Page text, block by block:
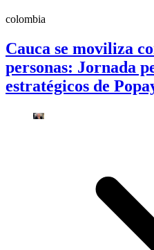
colombia
Cauca se moviliza
personas: Jornada
estratégicos de